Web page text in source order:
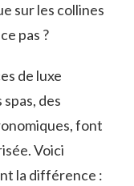
sur les collines
pas ?
de luxe
des
font
Voici
la différence :